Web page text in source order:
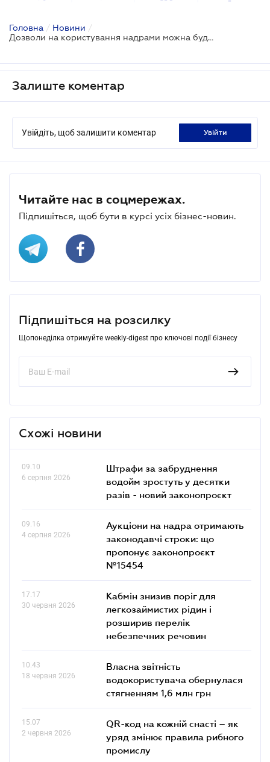
Головна / Новини /
Дозволи на користування надрами можна буде придбати тільки в онлайні
Залиште коментар
Увійдіть, щоб залишити коментар увійти
Читайте нас в соцмережах.
Підпишіться, щоб бути в курсі усіх бізнес-новин.
Підпишіться на розсилку
Щопонеділка отримуйте weekly-digest про ключові події бізнесу
Схожі новини
09.10
6 серпня 2026
Штрафи за забруднення
водойм зростуть у десятки
разів - новий законопроєкт
09.16
4 серпня 2026
Аукціони на надра отримають
законодавчі строки: що
пропонує законопроєкт
№15454
17.17
30 червня 2026
Кабмін знизив поріг для
легкозаймистих рідин і
розширив перелік
небезпечних речовин
10.43
18 червня 2026
Власна звітність
водокористувача обернулася
стягненням 1,6 млн грн
15.07
2 червня 2026
QR-код на кожній снасті – як
уряд змінює правила рибного
промислу